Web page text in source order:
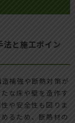
法と施工ポイン
補強や断熱対策が
な床や壁を造作す
や安全性も図りま
るため、断熱材の